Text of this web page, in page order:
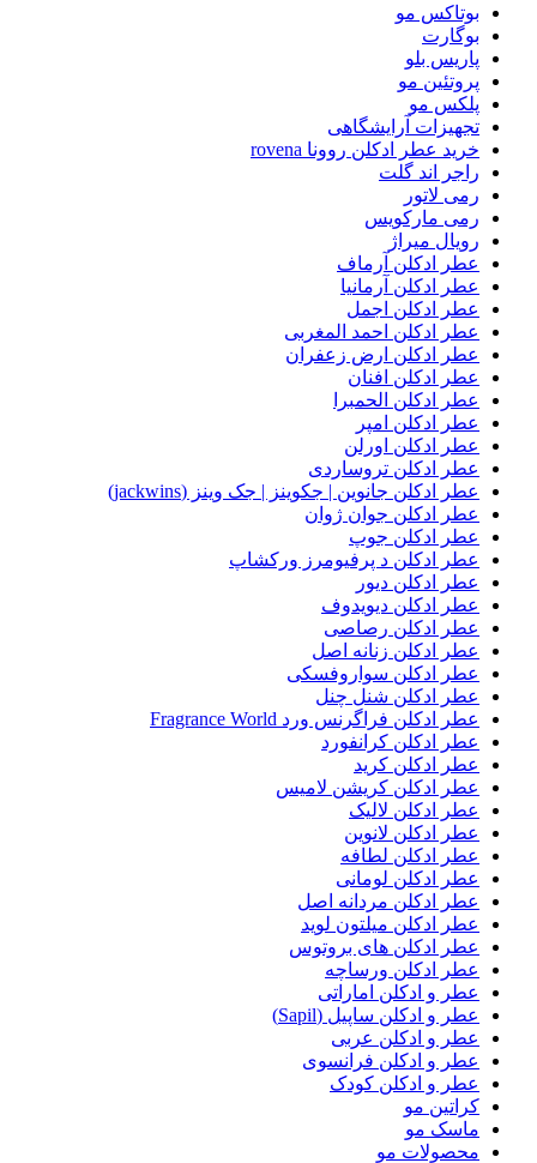
بوتاکس مو
بوگارت
پاریس بلو
پروتئین مو
پلکس مو
تجهیزات آرایشگاهی
خرید عطر ادکلن روونا rovena
راجر اند گلت
رمی لاتور
رمی مارکویس
رویال میراژ
عطر ادکلن آرماف
عطر ادکلن آرمانیا
عطر ادکلن اجمل
عطر ادکلن احمد المغربی
عطر ادکلن ارض زعفران
عطر ادکلن افنان
عطر ادکلن الحمبرا
عطر ادکلن امپر
عطر ادکلن اورلن
عطر ادکلن تروساردی
عطر ادکلن جانوین | جکوینز | جک وینز (jackwins)
عطر ادکلن جوان ژوان
عطر ادکلن جوپ
عطر ادکلن د پرفیومرز ورکشاپ
عطر ادکلن دیور
عطر ادکلن دیویدوف
عطر ادکلن رصاصی
عطر ادکلن زنانه اصل
عطر ادکلن سواروفسکی
عطر ادکلن شنل چنل
عطر ادکلن فراگرنس ورد Fragrance World
عطر ادکلن کرانفورد
عطر ادکلن کرید
عطر ادکلن کریشن لامیس
عطر ادکلن لالیک
عطر ادکلن لانوین
عطر ادکلن لطافه
عطر ادکلن لومانی
عطر ادکلن مردانه اصل
عطر ادکلن میلتون لوید
عطر ادکلن های بروتوس
عطر ادکلن ورساچه
عطر و ادکلن اماراتی
عطر و ادکلن ساپیل (Sapil)
عطر و ادکلن عربی
عطر و ادکلن فرانسوی
عطر و ادکلن کودک
کراتین مو
ماسک مو
محصولات مو